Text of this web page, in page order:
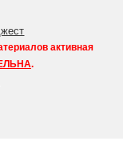
активная
.